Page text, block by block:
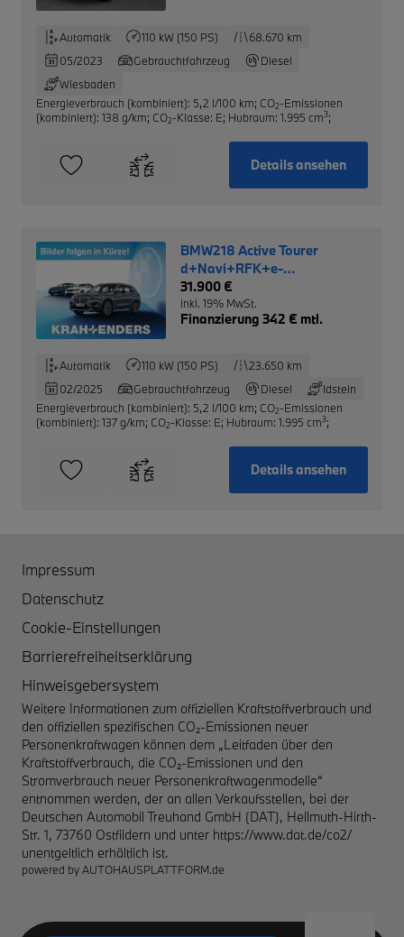
Automatik 110 kW (150 PS)
68.670 km
05/2023
Gebrauchtfahrzeug
Diesel
Wiesbaden
Energieverbrauch (kombiniert): 5,2 l/100 km; CO2-Emissionen
(kombiniert): 138 g/km; CO2-Klasse: E; Hubraum: 1.995 cm3;
Details ansehen
BMW218 Active Tourer
d+Navi+RFK+e-
Sitze+DAB+PDCv+h
31.900 €
inkl. 19% MwSt.
Finanzierung 342 € mtl.
Automatik 110 kW (150 PS)
23.650 km
02/2025
Gebrauchtfahrzeug Diesel
Idstein
Energieverbrauch (kombiniert): 5,2 l/100 km; CO2-Emissionen
(kombiniert): 137 g/km; CO2-Klasse: E; Hubraum: 1.995 cm3;
Details ansehen
Impressum
Datenschutz
Cookie-Einstellungen
Barrierefreiheitserklärung
Hinweisgebersystem
Weitere Informationen zum offiziellen Kraftstoffverbrauch und
den offiziellen spezifischen CO₂-Emissionen neuer
Personenkraftwagen können dem „Leitfaden über den
Kraftstoffverbrauch, die CO₂-Emissionen und den
Stromverbrauch neuer Personenkraftwagenmodelle“
entnommen werden, der an allen Verkaufsstellen, bei der
Deutschen Automobil Treuhand GmbH (DAT), Hellmuth-Hirth-
Str. 1, 73760 Ostfildern und unter https://www.dat.de/co2/
unentgeltlich erhältlich ist.
powered byAUTOHAUSPLATTFORM.de